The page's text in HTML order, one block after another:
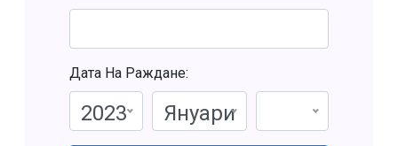
Дата На Раждане:
2023 Януари